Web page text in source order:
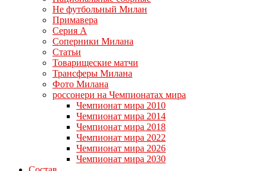
Не футбольный Милан
Примавера
Серия А
Соперники Милана
Статьи
Товарищеские матчи
Трансферы Милана
Фото Милана
россонери на Чемпионатах мира
Чемпионат мира 2010
Чемпионат мира 2014
Чемпионат мира 2018
Чемпионат мира 2022
Чемпионат мира 2026
Чемпионат мира 2030